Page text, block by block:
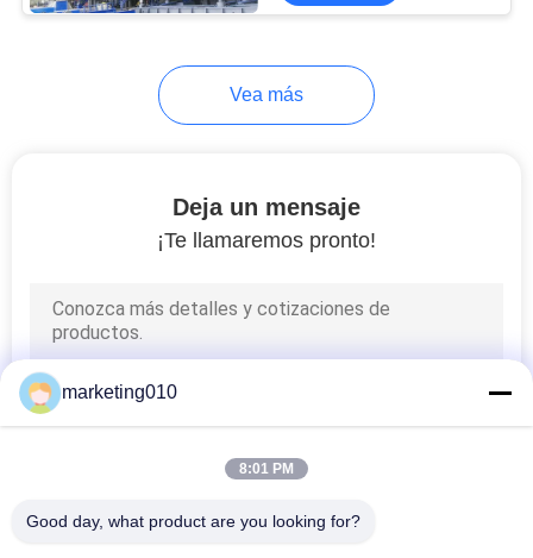
Vea más
Deja un mensaje
¡Te llamaremos pronto!
marketing010
8:01 PM
Good day, what product are you looking for?